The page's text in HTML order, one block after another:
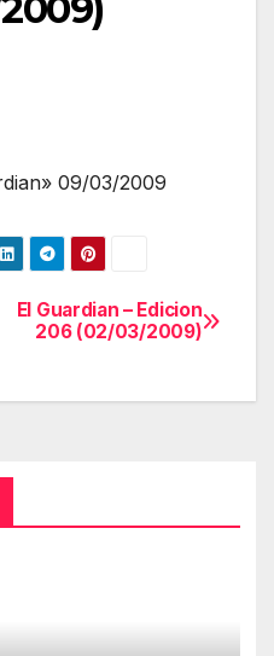
09/03/2009
El Guardian – Edicion
206 (02/03/2009)